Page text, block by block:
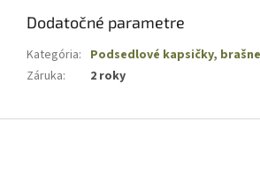
Dodatočné parametre
Kategória: Podsedlové kapsičky,
Záruka: 2 roky